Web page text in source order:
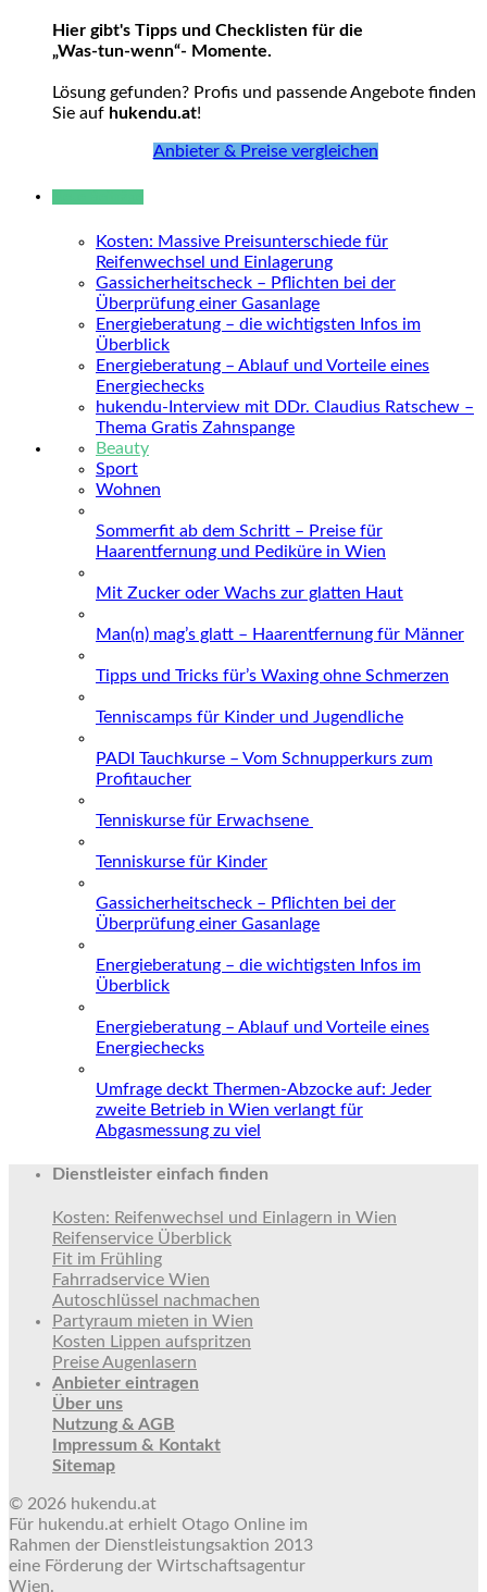
Hier gibt's Tipps und Checklisten für die
„Was-tun-wenn“- Momente.
Lösung gefunden? Profis und passende Angebote finden
Sie auf hukendu.at!
Anbieter & Preise vergleichen
Kosten: Massive Preisunterschiede für
Reifenwechsel und Einlagerung
Gassicherheitscheck – Pflichten bei der
Überprüfung einer Gasanlage
Energieberatung – die wichtigsten Infos im
Überblick
Energieberatung – Ablauf und Vorteile eines
Energiechecks
hukendu-Interview mit DDr. Claudius Ratschew –
Thema Gratis Zahnspange
Beauty
Sport
Wohnen
Sommerfit ab dem Schritt – Preise für
Haarentfernung und Pediküre in Wien
Mit Zucker oder Wachs zur glatten Haut
Man(n) mag’s glatt – Haarentfernung für Männer
Tipps und Tricks für’s Waxing ohne Schmerzen
Tenniscamps für Kinder und Jugendliche
PADI Tauchkurse – Vom Schnupperkurs zum
Profitaucher
Tenniskurse für Erwachsene
Tenniskurse für Kinder
Gassicherheitscheck – Pflichten bei der
Überprüfung einer Gasanlage
Energieberatung – die wichtigsten Infos im
Überblick
Energieberatung – Ablauf und Vorteile eines
Energiechecks
Umfrage deckt Thermen-Abzocke auf: Jeder
zweite Betrieb in Wien verlangt für
Abgasmessung zu viel
Dienstleister einfach finden
Kosten: Reifenwechsel und Einlagern in Wien
Reifenservice Überblick
Fit im Frühling
Fahrradservice Wien
Autoschlüssel nachmachen
Partyraum mieten in Wien
Kosten Lippen aufspritzen
Preise Augenlasern
Anbieter eintragen
Über uns
Nutzung & AGB
Impressum & Kontakt
Sitemap
© 2026 hukendu.at
Für hukendu.at erhielt Otago Online im
Rahmen der Dienstleistungsaktion 2013
eine Förderung der Wirtschaftsagentur
Wien.